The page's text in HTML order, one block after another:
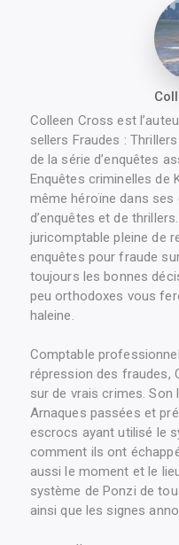
Colleen Cross est
sellers Fraudes :
de la série d’enquêtes
Enquêtes criminelles de
même héroïne dans ses
d’enquêtes et de
juricomptable pleine de
enquêtes pour fraude
toujours les bonnes
peu orthodoxes vous
haleine.
Comptable
répression des fraudes,
sur de vrais crimes. Son
Arnaques passées et
escrocs ayant utilisé le
comment ils ont
aussi le moment et le
système de Ponzi de
ainsi que les signes